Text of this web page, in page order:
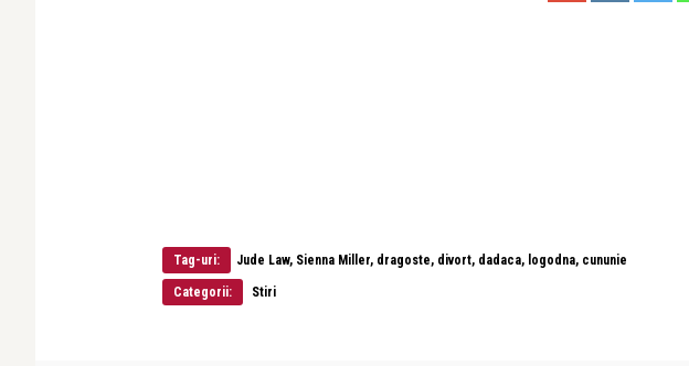
Tag-uri: Jude Law, Sienna Miller, dragoste, divort, dadaca, logodna, cununie
Categorii: Stiri